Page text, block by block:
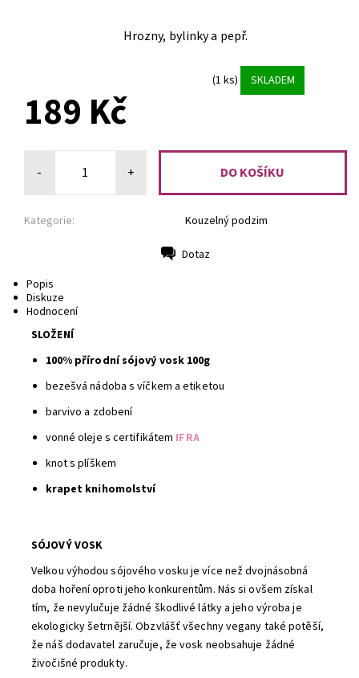
Hrozny, bylinky a pepř.
(1 ks) SKLADEM
189 Kč
- +
Kategorie: Kouzelný podzim
Dotaz
Popis
Diskuze
Hodnocení
SLOŽENÍ
100% přírodní sójový vosk 100g
bezešvá nádoba s víčkem a etiketou
barvivo a zdobení
vonné oleje s certifikátem IFRA
knot s plíškem
krapet knihomolství
SÓJOVÝ VOSK
Velkou výhodou sójového vosku je více než dvojnásobná
doba hoření oproti jeho konkurentům. Nás si ovšem získal
tím, že nevylučuje žádné škodlivé látky a jeho výroba je
ekologicky šetrnější. Obzvlášť všechny vegany také potěší,
že náš dodavatel zaručuje, že vosk neobsahuje žádné
živočišné produkty.